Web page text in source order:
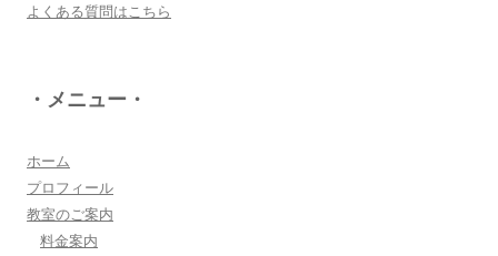
大切なお子さんの習い事。
よくある質問はこちら
・メニュー・
ホーム
プロフィール
教室のご案内
料金案内